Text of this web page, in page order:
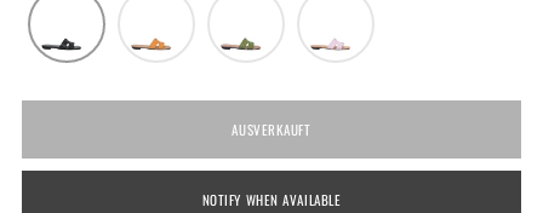
AUSVERKAUFT
NOTIFY WHEN AVAILABLE